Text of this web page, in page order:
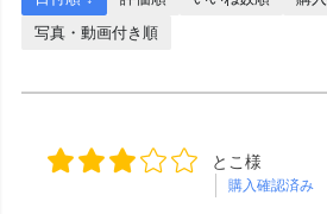
い #葬儀 #家族 #死別 #ペッ
ト供養 #メモリアルギャラリ
ラリー千葉店 #通販 #ウェブ
写真・動画付き順
とこ様
購入確認済み